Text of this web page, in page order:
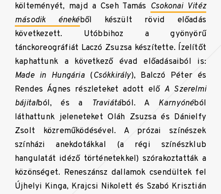
költeményét, majd a Cseh Tamás Csokonai Vitéz
második énekéből készült rövid előadás
következett. Utóbbihoz a gyönyörű
tánckoreográfiát Laczó Zsuzsa készítette. Ízelítőt
kaphattunk a következő évad előadásaiból is:
Made in Hungária(Csókkirály), Balczó Péter és
Rendes Ágnes részleteket adott elő A Szerelmi
bájitalból, és a Traviátából. A Karnyónéból
láthattunk jeleneteket Oláh Zsuzsa és Dánielfy
Zsolt közreműködésével. A prózai színészek
színházi anekdotákkal (a régi színészklub
hangulatát idéző történetekkel) szórakoztatták a
közönséget. Reneszánsz dallamok csendültek fel
Újhelyi Kinga, Krajcsi Nikolett és Szabó Krisztián